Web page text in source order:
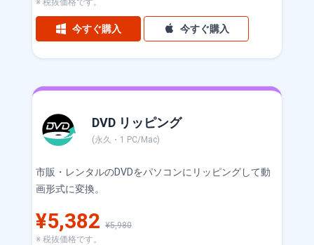
今すぐ購入 今すぐ購入
DVD リッピング
(永久・1 PC/Mac)
市販・レンタルのDVDをパソコンにリッピングして動
画形式に変換。
¥5,382 ¥5,980
※ 税抜価格です。